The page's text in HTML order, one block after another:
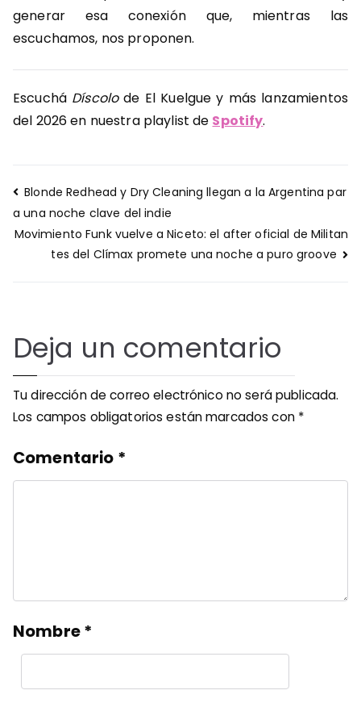
generar esa conexión que, mientras las
escuchamos, nos proponen.
Escuchá Díscolode El Kuelgue y más lanzamientos
del 2026 en nuestra playlist de Spotify.
Navegación
de
entradas
Blonde Redhead y Dry Cleaning llegan a la Argentina par
a una noche clave del indie
Movimiento Funk vuelve a Niceto: el after oficial de Militan
tes del Clímax promete una noche a puro groove
Deja un comentario
Tu dirección de correo electrónico no será publicada.
Los campos obligatorios están marcados con *
Comentario *
Nombre*